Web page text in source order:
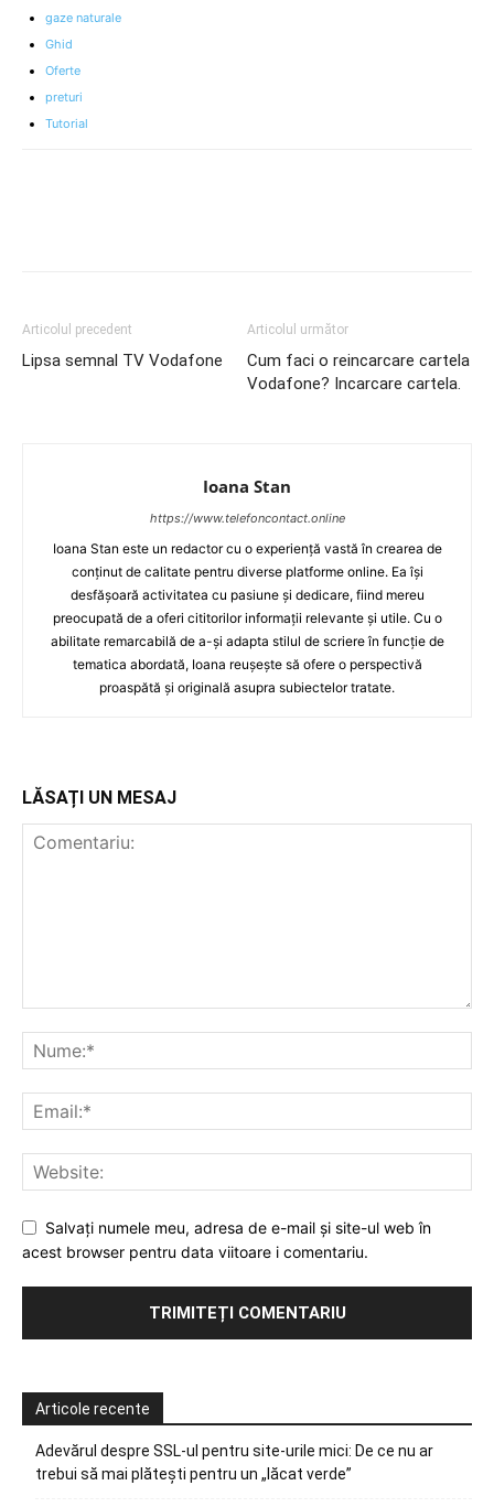
gaze naturale
Ghid
Oferte
preturi
Tutorial
Articolul precedent
Lipsa semnal TV Vodafone
Articolul următor
Cum faci o reincarcare cartela
Vodafone? Incarcare cartela.
Ioana Stan
https://www.telefoncontact.online
Ioana Stan este un redactor cu o experiență vastă în crearea de
conținut de calitate pentru diverse platforme online. Ea își
desfășoară activitatea cu pasiune și dedicare, fiind mereu
preocupată de a oferi cititorilor informații relevante și utile. Cu o
abilitate remarcabilă de a-și adapta stilul de scriere în funcție de
tematica abordată, Ioana reușește să ofere o perspectivă
proaspătă și originală asupra subiectelor tratate.
LĂSAȚI UN MESAJ
Salvați numele meu, adresa de e-mail și site-ul web în
acest browser pentru data viitoare i comentariu.
Articole recente
Adevărul despre SSL-ul pentru site-urile mici: De ce nu ar
trebui să mai plătești pentru un „lăcat verde”